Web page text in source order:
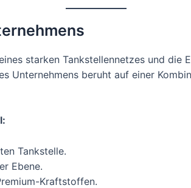
starken Tankstellennetzes und
Unternehmens beruht auf einer
Tankstelle.
Ebene.
Kraftstoffen.